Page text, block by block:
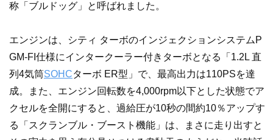
称「ブルドッグ」と呼ばれました。
エンジンは、シティ ターボのインジェクションシステムP
GM-FI仕様にインタークーラー付きターボとなる「1.2L 直
列4気筒SOHCターボ ER型」で、最高出力は110PSを達
成。また、エンジン回転数を4,000rpm以下とした状態でア
クセルを全開にすると、過給圧が10秒の間約10％アップす
る「スクランブル・ブースト機能」は、まさに走り出すと